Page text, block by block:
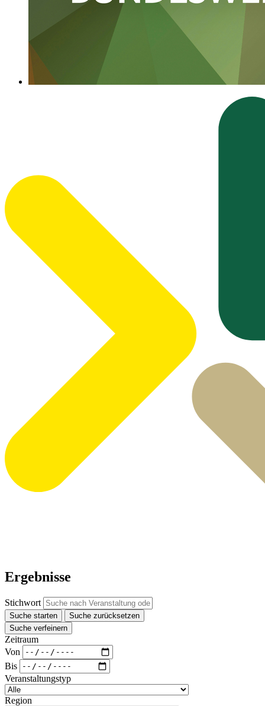
Ergebnisse
Stichwort
Suche starten
Suche zurücksetzen
Suche verfeinern
Zeitraum
Von
Bis
Veranstaltungstyp
Region